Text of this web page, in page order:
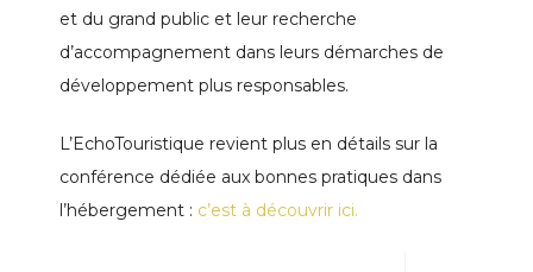
et du grand public et leur recherche
d’accompagnement dans leurs démarches de
développement plus responsables.
L’EchoTouristique revient plus en détails sur la
conférence dédiée aux bonnes pratiques dans
l’hébergement : c’est à découvrir ici.